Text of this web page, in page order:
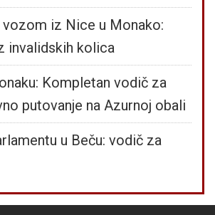
vozom iz Nice u Monako:
invalidskih kolica
Kompletan vodič za
putovanje na Azurnoj obali
u Beču: vodič za